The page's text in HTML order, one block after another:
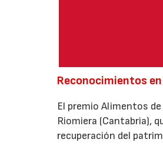
Reconocimientos
El premio Alimentos de
Riomiera (Cantabria),
recuperación del